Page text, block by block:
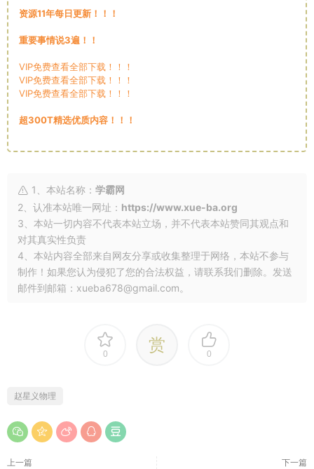
资源11年每日更新！！！
重要事情说3遍！！
VIP免费查看全部下载！！！
VIP免费查看全部下载！！！
VIP免费查看全部下载！！！
超300T精选优质内容！！！
1、本站名称： 学霸网
2、认准本站唯一网址： https://www.xue-ba.org
3、本站一切内容不代表本站立场，并不代表本站赞同其观点和
对其真实性负责
4、本站内容全部来自网友分享或收集整理于网络，本站不参与
制作！如果您认为侵犯了您的合法权益，请联系我们删除。发送
邮件到邮箱：xueba678@gmail.com。
0 赏 0
赵星义物理
上一篇 下一篇